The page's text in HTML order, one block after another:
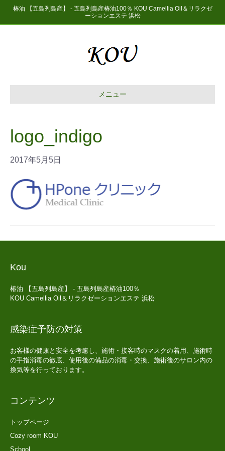
椿油 【五島列島産】 - 五島列島産椿油100％ KOU Camellia Oil＆リラクゼ
ーションエステ 浜松
メニュー
logo_indigo
2017年5月5日
Kou
椿油 【五島列島産】 - 五島列島産椿油100％
KOU Camellia Oil＆リラクゼーションエステ 浜松
感染症予防の対策
お客様の健康と安全を考慮し、施術・接客時のマスクの着用、施術時
の手指消毒の徹底、使用後の備品の消毒・交換、施術後のサロン内の
換気等を行っております。
コンテンツ
トップページ
Cozy room KOU
School